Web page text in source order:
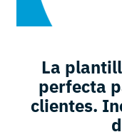
La
perfecta
clientes.